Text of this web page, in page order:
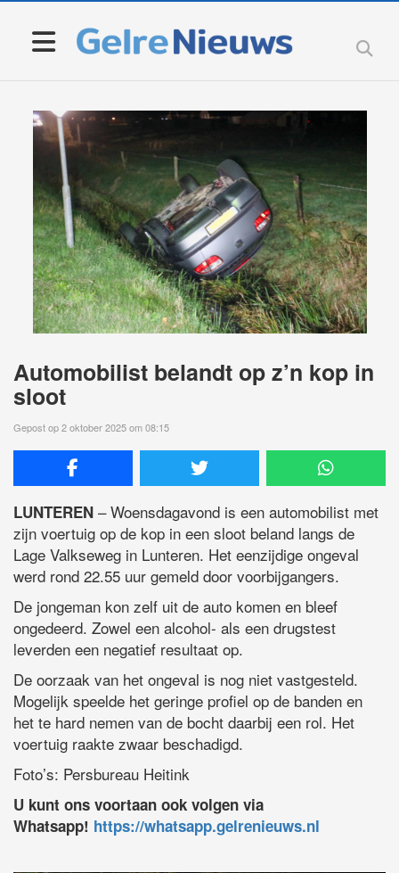
Automobilist belandt op z’n kop in
sloot
Gepost op 2 oktober 2025 om 08:15
LUNTEREN – Woensdagavond is een automobilist met
zijn voertuig op de kop in een sloot beland langs de
Lage Valkseweg in Lunteren. Het eenzijdige ongeval
werd rond 22.55 uur gemeld door voorbijgangers.
De jongeman kon zelf uit de auto komen en bleef
ongedeerd. Zowel een alcohol- als een drugstest
leverden een negatief resultaat op.
De oorzaak van het ongeval is nog niet vastgesteld.
Mogelijk speelde het geringe profiel op de banden en
het te hard nemen van de bocht daarbij een rol. Het
voertuig raakte zwaar beschadigd.
Foto’s: Persbureau Heitink
U kunt ons voortaan ook volgen via
Whatsapp! https://whatsapp.gelrenieuws.nl